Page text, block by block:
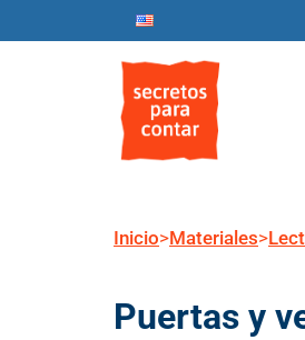
Inicio>Materiales>
Puertas y